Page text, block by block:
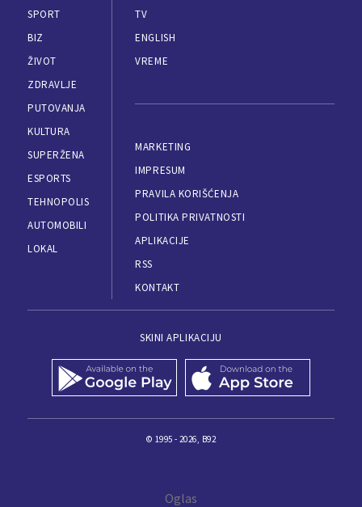
SPORT
BIZ
ŽIVOT
ZDRAVLJE
PUTOVANJA
KULTURA
SUPERŽENA
ESPORTS
TEHNOPOLIS
AUTOMOBILI
LOKAL
TV
ENGLISH
VREME
MARKETING
IMPRESUM
PRAVILA KORIŠĆENJA
POLITIKA PRIVATNOSTI
APLIKACIJE
RSS
KONTAKT
SKINI APLIKACIJU
© 1995 - 2026, B92